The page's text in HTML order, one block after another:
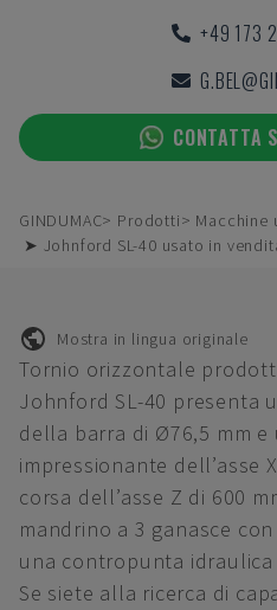
+49 173
CONTATTA
GINDUMAC Prodotti
Macchine
➤ Johnford SL-40 usato in
Mostra in lingua originale
Tornio orizzontale
Johnford SL-40 presenta
della barra di Ø76,5 mm e
impressionante dell’asse
corsa dell’asse Z di 600
mandrino a 3 ganasce
una contropunta idraulica
Se siete alla ricerca di